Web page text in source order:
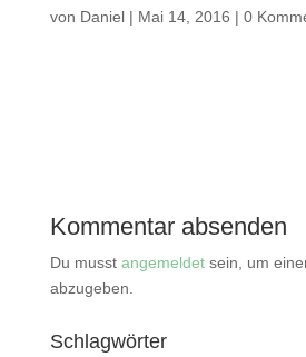
von Daniel| Mai 14, 2016 | 0
Kommentar absenden
Du musst angemeldetsein, um
abzugeben.
Schlagwörter